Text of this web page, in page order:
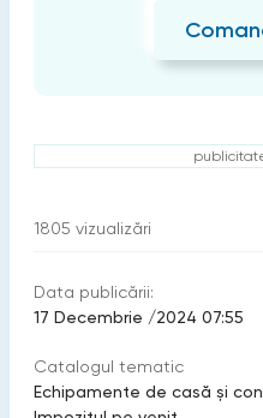
1805 vizualizări
Data publicării:
17 Decembrie /2024 07:55
Catalogul tematic
Echipamente de casă şi